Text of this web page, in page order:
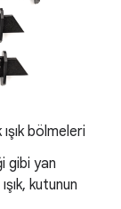
bölmeleri
gibi yan
kutunun